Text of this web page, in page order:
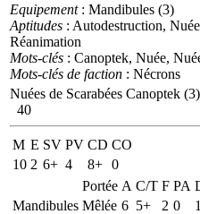
Equipement: Mandibules (3)
Aptitudes : Autodestruction,
Réanimation
Mots-clés : Canoptek, Nuée,
Mots-clés de faction : Nécrons
Nuées de Scarabées Canoptek (3)
40
M E SV PV CD CO
10 2 6+ 4 8+ 0
Portée A C/T F PA
Mandibules Mêlée 6 5+ 2 0 1